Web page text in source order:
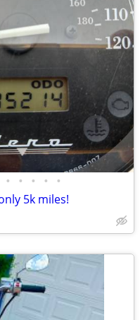
• • • • •
5k miles!